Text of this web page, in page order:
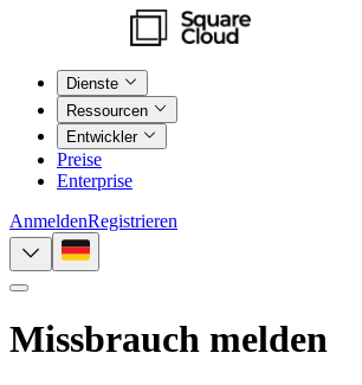
Dienste
Ressourcen
Entwickler
Preise
Enterprise
AnmeldenRegistrieren
Missbrauch melden